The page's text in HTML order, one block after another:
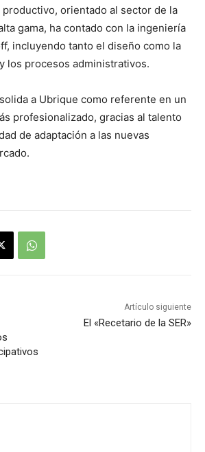
orientado al sector de la
gama, ha contado con la ingeniería
incluyendo tanto el diseño como la
los procesos administrativos.
a Ubrique como referente en un
profesionalizado, gracias al talento
de adaptación a las nuevas
Artículo siguiente
El «Recetario de la SER»